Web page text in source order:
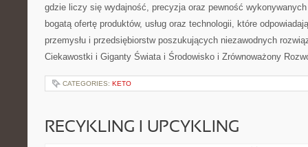
gdzie liczy się wydajność, precyzja oraz pewność
bogatą ofertę produktów, usług oraz technologii, które
przemysłu i przedsiębiorstw poszukujących niezawodnych
Ciekawostki i Giganty Świata i Środowisko i Zrównoważony
CATEGORIES: KETO
RECYKLING I UPCYKLING